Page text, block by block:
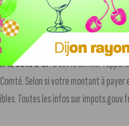
et par le centre hospitalier de la
passe de 10h à 16h sans
la Côte d’Or. C’est le dernier rappel
Selon si votre montant à payer
Toutes les infos sur